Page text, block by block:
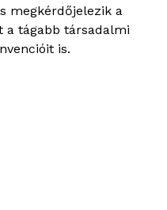
megkérdőjelezik a
a tágabb társadalmi
is.